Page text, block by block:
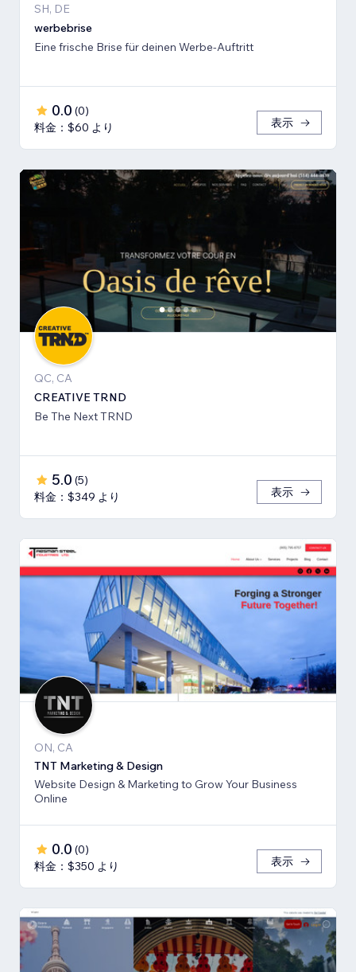
SH, DE
werbebrise
Eine frische Brise für deinen Werbe-Auftritt
0.0 (0)
料金：$60 より
表示
QC, CA
CREATIVE TRND
Be The Next TRND
5.0 (5)
料金：$349 より
表示
ON, CA
TNT Marketing & Design
Website Design & Marketing to Grow Your Business
Online
0.0 (0)
料金：$350 より
表示